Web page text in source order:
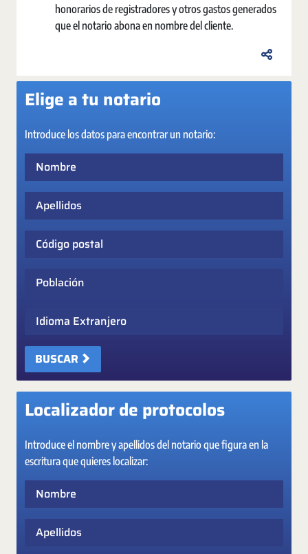
honorarios de registradores y otros gastos generados
que el notario abona en nombre del cliente.
Elige a tu notario
Introduce los datos para encontrar un notario:
Apellidos
Código postal
Población
Idioma Extranjero
BUSCAR
Localizador de protocolos
Introduce el nombre y apellidos del notario que figura en la
escritura que quieres localizar:
Apellidos